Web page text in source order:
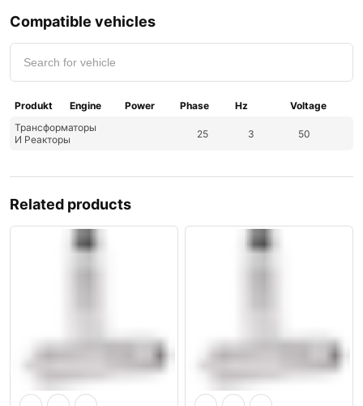
Compatible vehicles
Produkt Engine Power Phase Hz
Voltage
Трансформаторы
И Реакторы
25 3 50
Related products